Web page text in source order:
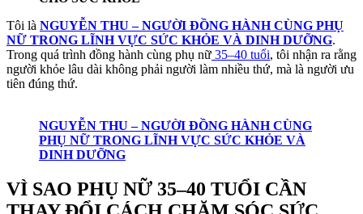
Tôi là NGUYỄN THU – NGƯỜI ĐỒNG HÀNH CÙNG PHỤ
NỮ TRONG LĨNH VỰC SỨC KHỎE VÀ DINH DƯỠNG.
Trong quá trình đồng hành cùng phụ nữ 35–40 tuổi, tôi nhận ra rằng
người khỏe lâu dài không phải người làm nhiều thứ, mà là người ưu
tiên đúng thứ.
NGUYỄN THU – NGƯỜI ĐỒNG HÀNH CÙNG
PHỤ NỮ TRONG LĨNH VỰC SỨC KHỎE VÀ
DINH DƯỠNG
VÌ SAO PHỤ NỮ 35–40 TUỔI CẦN